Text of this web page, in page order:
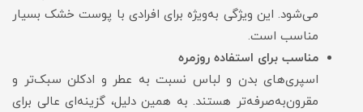
می‌شود. این ویژگی به‌ویژه برای افرادی با پوست خشک بسیار
مناسب است.
مناسب برای استفاده روزمره
اسپری‌های بدن و لباس نسبت به عطر و ادکلن سبک‌تر و
مقرون‌به‌صرفه‌تر هستند. به همین دلیل، گزینه‌ای عالی برای